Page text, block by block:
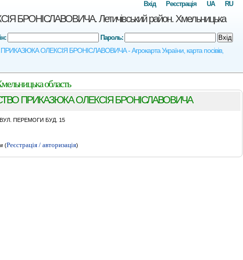
Летичівський район. Хмельницька
ОЛЕКСIЯ БРОНIСЛАВОВИЧА - Агрокарта України, карта посівів,
RU
UA
Реєстрація
Вхід
Пароль: Вхід
область
ПРИКАЗЮКА ОЛЕКСIЯ БРОНIСЛАВОВИЧА
ПЕРЕМОГИ БУД. 15
(Реєстрація / авторизація)